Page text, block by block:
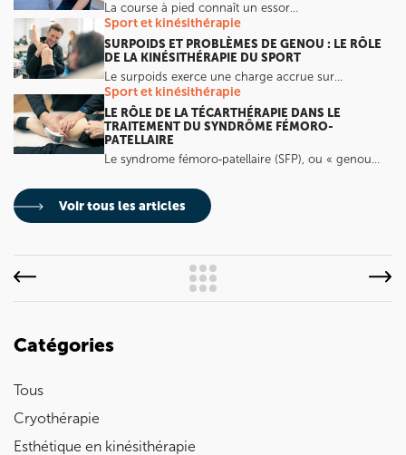
La course à pied connaît un essor…
Sport et kinésithérapie
SURPOIDS ET PROBLÈMES DE GENOU : LE RÔLE
DE LA KINÉSITHÉRAPIE DU SPORT
Le surpoids exerce une charge accrue sur…
Sport et kinésithérapie
LE RÔLE DE LA TÉCARTHÉRAPIE DANS LE
TRAITEMENT DU SYNDRÔME FÉMORO-
PATELLAIRE
Le syndrome fémoro‑patellaire (SFP), ou « genou…
Voir tous les articles
Catégories
Tous
Cryothérapie
Esthétique en kinésithérapie